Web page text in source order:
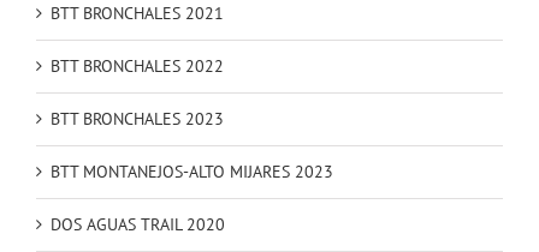
BTT BRONCHALES 2021
BTT BRONCHALES 2022
BTT BRONCHALES 2023
BTT MONTANEJOS-ALTO MIJARES 2023
DOS AGUAS TRAIL 2020